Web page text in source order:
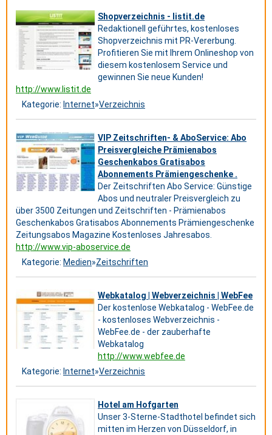
Shopverzeichnis - listit.de
Redaktionell geführtes, kostenloses
Shopverzeichnis mit PR-Vererbung.
Profitieren Sie mit Ihrem Onlineshop von
diesem kostenlosem Service und
gewinnen Sie neue Kunden!
http://www.listit.de
Kategorie: Internet»Verzeichnis
VIP Zeitschriften- & AboService: Abo
Preisvergleiche Prämienabos
Geschenkabos Gratisabos
Abonnements Prämiengeschenke .
Der Zeitschriften Abo Service: Günstige
Abos und neutraler Preisvergleich zu
über 3500 Zeitungen und Zeitschriften - Prämienabos
Geschenkabos Gratisabos Abonnements Prämiengeschenke
Zeitungsabos Magazine Kostenloses Jahresabos.
http://www.vip-aboservice.de
Kategorie: Medien»Zeitschriften
Webkatalog | Webverzeichnis | WebFee
Der kostenlose Webkatalog - WebFee.de
- kostenloses Webverzeichnis -
WebFee.de - der zauberhafte
Webkatalog
http://www.webfee.de
Kategorie: Internet»Verzeichnis
Hotel am Hofgarten
Unser 3-Sterne-Stadthotel befindet sich
mitten im Herzen von Düsseldorf, in